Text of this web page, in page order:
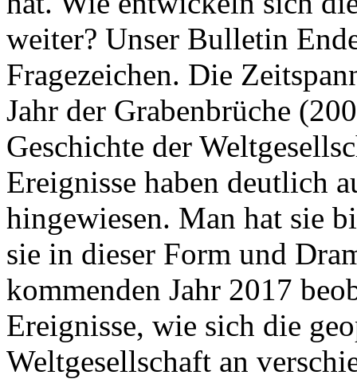
weiter? Unser Bulletin
Fragezeichen. Die
Jahr der Grabenbrüche
Geschichte der
Ereignisse haben deutlich
hingewiesen. Man hat sie
sie in dieser Form und
kommenden Jahr 2017
Ereignisse, wie sich die
Weltgesellschaft an